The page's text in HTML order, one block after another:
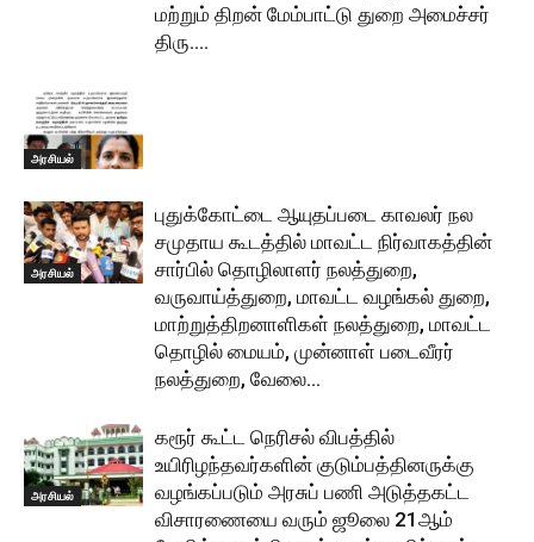
மற்றும் திறன் மேம்பாட்டு துறை அமைச்சர்
திரு....
அரசியல்
அரசியல்
புதுக்கோட்டை ஆயுதப்படை காவலர் நல
சமுதாய கூடத்தில் மாவட்ட நிர்வாகத்தின்
சார்பில் தொழிலாளர் நலத்துறை,
வருவாய்த்துறை, மாவட்ட வழங்கல் துறை,
மாற்றுத்திறனாளிகள் நலத்துறை, மாவட்ட
தொழில் மையம், முன்னாள் படைவீரர்
நலத்துறை, வேலை...
அரசியல்
கரூர் கூட்ட நெரிசல் விபத்தில்
உயிரிழந்தவர்களின் குடும்பத்தினருக்கு
வழங்கப்படும் அரசுப் பணி அடுத்தகட்ட
விசாரணையை வரும் ஜூலை 21ஆம்